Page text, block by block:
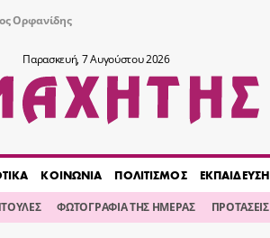
Ορφανίδης
Παρασκευή, 7 Αυγούστου 2026
ΚΟΙΝΩΝΙΑ ΠΟΛΙΤΙΣΜΟΣ ΕΚΠΑΙΔΕΥΣΗ
ΦΩΤΟΓΡΑΦΙΑ ΤΗΣ ΗΜΕΡΑΣ ΠΡΟΤΑΣΕΙΣ